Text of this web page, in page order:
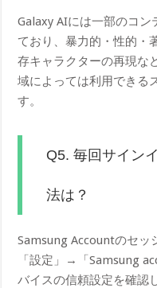
Galaxy AIには一部のコ
ており、暴力的・性的・
存キャラクターの再現な
域によっては利用できる
す。
Q5. 毎回サイン
法は？
Samsung Accountのセッ
「設定」→「Samsung
バイスの信頼設定を確認